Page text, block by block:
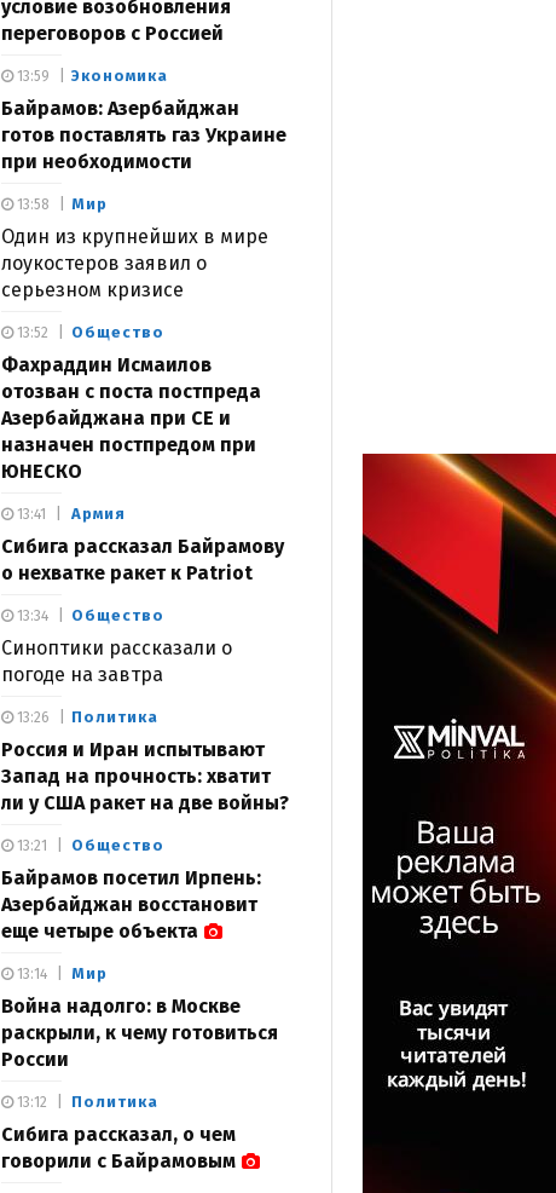
условие возобновления
переговоров с Россией
Экономика
Байрамов: Азербайджан
готов поставлять газ Украине
при необходимости
13:59
Мир
Один из крупнейших в мире
лоукостеров заявил о
серьезном кризисе
13:58
Общество
Фахраддин Исмаилов
отозван с поста постпреда
Азербайджана при СЕ и
назначен постпредом при
ЮНЕСКО
13:52
Армия
Сибига рассказал Байрамову
о нехватке ракет к Patriot
13:41
Общество
Синоптики рассказали о
погоде на завтра
13:34
Политика
Россия и Иран испытывают
Запад на прочность: хватит
ли у США ракет на две войны?
13:26
Общество
Байрамов посетил Ирпень:
Азербайджан восстановит
еще четыре объекта
13:21
Мир
Война надолго: в Москве
раскрыли, к чему готовиться
России
13:14
Политика
Сибига рассказал, о чем
говорили с Байрамовым
13:12